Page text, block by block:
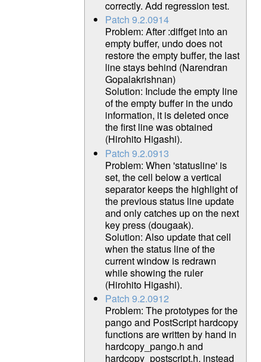
correctly. Add regression test.
Patch 9.2.0914
Problem: After :diffget into an
empty buffer, undo does not
restore the empty buffer, the last
line stays behind (Narendran
Gopalakrishnan)
Solution: Include the empty line
of the empty buffer in the undo
information, it is deleted once
the first line was obtained
(Hirohito Higashi).
Patch 9.2.0913
Problem: When 'statusline' is
set, the cell below a vertical
separator keeps the highlight of
the previous status line update
and only catches up on the next
key press (dougaak).
Solution: Also update that cell
when the status line of the
current window is redrawn
while showing the ruler
(Hirohito Higashi).
Patch 9.2.0912
Problem: The prototypes for the
pango and PostScript hardcopy
functions are written by hand in
hardcopy_pango.h and
hardcopy_postscript.h, instead